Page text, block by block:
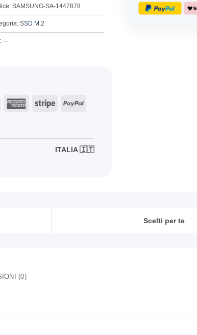
SAMSUNG-SA-1447878
SSD M.2
—
MasterCardAmericanStripe PayPal
ITALIA 🇮🇹
Scelti per te
(0)